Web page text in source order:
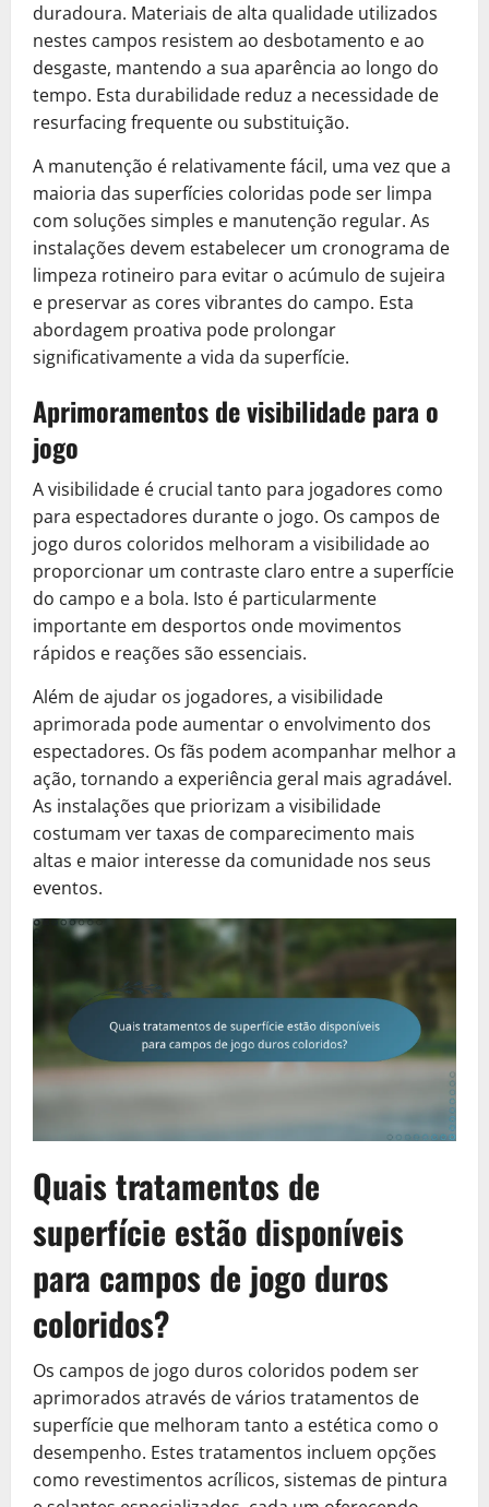
duradoura. Materiais de alta qualidade utilizados
nestes campos resistem ao desbotamento e ao
desgaste, mantendo a sua aparência ao longo do
tempo. Esta durabilidade reduz a necessidade de
resurfacing frequente ou substituição.
A manutenção é relativamente fácil, uma vez que a
maioria das superfícies coloridas pode ser limpa
com soluções simples e manutenção regular. As
instalações devem estabelecer um cronograma de
limpeza rotineiro para evitar o acúmulo de sujeira
e preservar as cores vibrantes do campo. Esta
abordagem proativa pode prolongar
significativamente a vida da superfície.
Aprimoramentos de visibilidade para o
jogo
A visibilidade é crucial tanto para jogadores como
para espectadores durante o jogo. Os campos de
jogo duros coloridos melhoram a visibilidade ao
proporcionar um contraste claro entre a superfície
do campo e a bola. Isto é particularmente
importante em desportos onde movimentos
rápidos e reações são essenciais.
Além de ajudar os jogadores, a visibilidade
aprimorada pode aumentar o envolvimento dos
espectadores. Os fãs podem acompanhar melhor a
ação, tornando a experiência geral mais agradável.
As instalações que priorizam a visibilidade
costumam ver taxas de comparecimento mais
altas e maior interesse da comunidade nos seus
eventos.
Quais tratamentos de
superfície estão disponíveis
para campos de jogo duros
coloridos?
Os campos de jogo duros coloridos podem ser
aprimorados através de vários tratamentos de
superfície que melhoram tanto a estética como o
desempenho. Estes tratamentos incluem opções
como revestimentos acrílicos, sistemas de pintura